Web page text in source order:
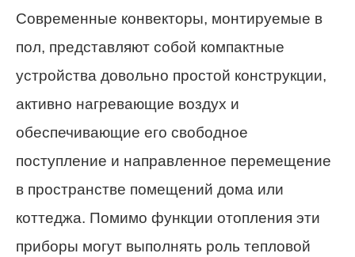
Современные конвекторы, монтируемые в
пол, представляют собой компактные
устройства довольно простой конструкции,
активно нагревающие воздух и
обеспечивающие его свободное
поступление и направленное перемещение
в пространстве помещений дома или
коттеджа. Помимо функции отопления эти
приборы могут выполнять роль тепловой